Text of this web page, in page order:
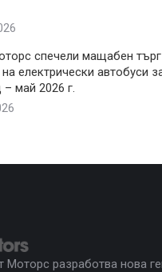
спечели мащабен
електрически автобуси
– май 2026 г.
Моторс разработва нова